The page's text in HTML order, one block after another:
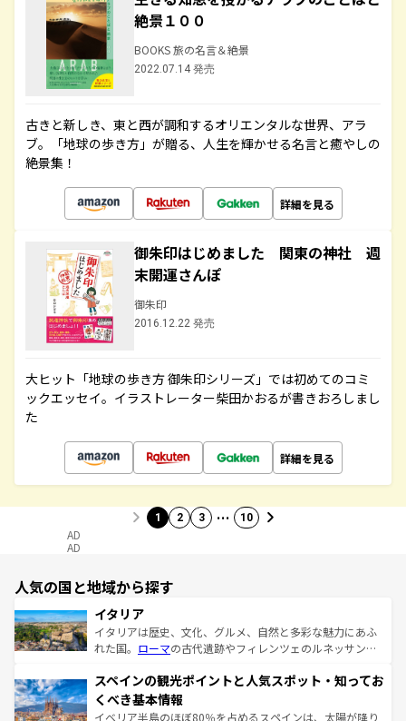
絶景１００
BOOKS 旅の名言＆絶景
2022.07.14 発売
古きと新しき、東と西が調和するオリエンタルな世界、アラ
ブ。「地球の歩き方」が贈る、人生を輝かせる名言と癒やしの
絶景集！
詳細を見る
御朱印はじめました 関東の神社 週
末開運さんぽ
御朱印
2016.12.22 発売
大ヒット「地球の歩き方 御朱印シリーズ」では初めてのコミ
ックエッセイ。イラストレーター柴田かおるが書きおろしまし
た
詳細を見る
1 2 3 … 10
AD
AD
人気の国と地域から探す
イタリア
イタリアは歴史、文化、グルメ、自然と多彩な魅力にあふ
れた国。 ローマの古代遺跡やフィレンツェのルネッサンス
ろん、トスカーナの美しい田園風景やアマルフィ海岸の絶
景など、自然景観も見逃せない。観光の合間には、本場の
ピザやパスタなど、絶品のイタリア料理を堪能することも
スペインの観光ポイントと人気スポット・知ってお
くべき基本情報
イベリア半島のほぼ80％を占めるスペインは、太陽が降り